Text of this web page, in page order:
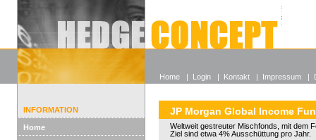
Alle
Wieso
INFORMATION
Home
JP Morgan Global Income
Weltweit gestreuter Mischfonds, mit dem
Ziel sind etwa 4% Ausschüttung pro Jahr.
Home | Login | Kontakt | Impressum |